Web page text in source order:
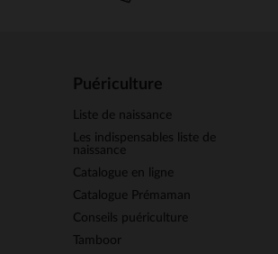
Puériculture
Liste de naissance
Les indispensables liste de
naissance
Catalogue en ligne
Catalogue Prémaman
Conseils puériculture
Tamboor